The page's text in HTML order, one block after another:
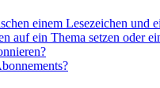
einem Lesezeichen und
auf ein Thema setzen oder